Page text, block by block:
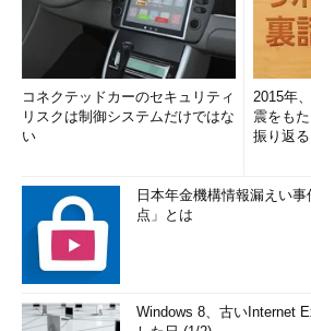
コネクテッドカーのセキュリティ
リスクは制御システムだけではな
い
2015年
震をも
振り返
日本年金機構情報漏えい
点」とは
Windows 8、古いInternet